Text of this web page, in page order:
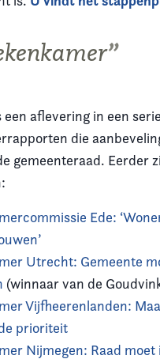
een aflevering in een
die
gemeenteraad. Eerder
Ede:
Utrecht: Gemeente
(winnaar van de
Vijfheerenlanden:
prioriteit
Nijmegen: Raad moet